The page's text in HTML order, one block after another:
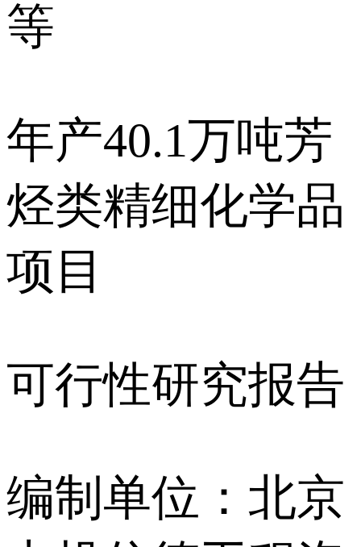
等
年产40.1万吨芳
烃类精细化学品
项目
可行性研究报告
编制单位：北京